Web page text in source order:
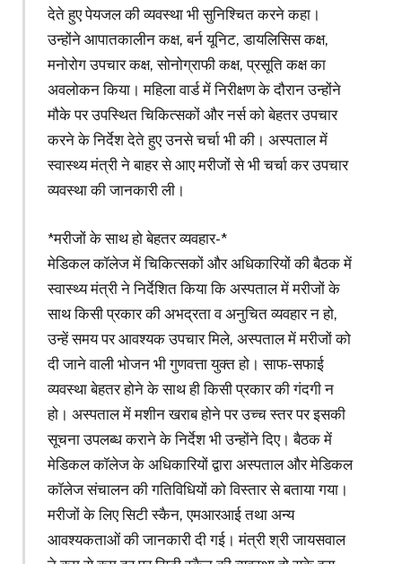
देते हुए पेयजल की व्यवस्था भी सुनिश्चित करने कहा।
उन्होंने आपातकालीन कक्ष, बर्न यूनिट, डायलिसिस कक्ष,
मनोरोग उपचार कक्ष, सोनोग्राफी कक्ष, प्रसूति कक्ष का
अवलोकन किया। महिला वार्ड में निरीक्षण के दौरान उन्होंने
मौके पर उपस्थित चिकित्सकों और नर्स को बेहतर उपचार
करने के निर्देश देते हुए उनसे चर्चा भी की। अस्पताल में
स्वास्थ्य मंत्री ने बाहर से आए मरीजों से भी चर्चा कर उपचार
व्यवस्था की जानकारी ली।
*मरीजों के साथ हो बेहतर व्यवहार-*
मेडिकल कॉलेज में चिकित्सकों और अधिकारियों की बैठक में
स्वास्थ्य मंत्री ने निर्देशित किया कि अस्पताल में मरीजों के
साथ किसी प्रकार की अभद्रता व अनुचित व्यवहार न हो,
उन्हें समय पर आवश्यक उपचार मिले, अस्पताल में मरीजों को
दी जाने वाली भोजन भी गुणवत्ता युक्त हो। साफ-सफाई
व्यवस्था बेहतर होने के साथ ही किसी प्रकार की गंदगी न
हो। अस्पताल में मशीन खराब होने पर उच्च स्तर पर इसकी
सूचना उपलब्ध कराने के निर्देश भी उन्होंने दिए। बैठक में
मेडिकल कॉलेज के अधिकारियों द्वारा अस्पताल और मेडिकल
कॉलेज संचालन की गतिविधियों को विस्तार से बताया गया।
मरीजों के लिए सिटी स्कैन, एमआरआई तथा अन्य
आवश्यकताओं की जानकारी दी गई। मंत्री श्री जायसवाल